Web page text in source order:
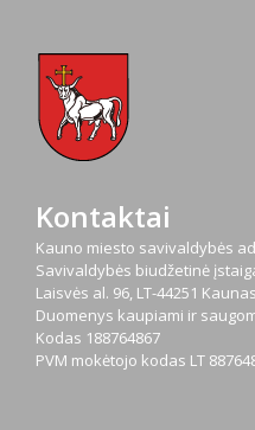
Kontaktai
Kauno miesto savivaldybės
Savivaldybės biudžetinė
Laisvės al. 96, LT-44251 Kaunas
Duomenys kaupiami ir
Kodas 188764867
PVM mokėtojo kodas LT